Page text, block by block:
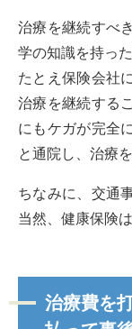
治療を継続すべ
学の知識を持っ
たとえ保険会社
治療を継続する
にもケガが完全
と通院し、治療
ちなみに、交通
当然、健康保険
治療費を